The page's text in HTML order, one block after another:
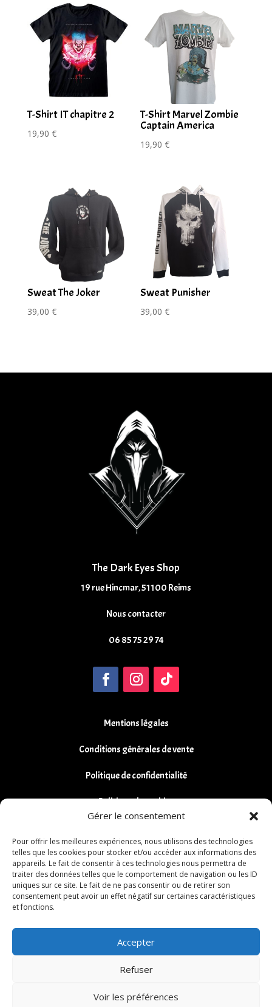
Gérer le consentement
Pour offrir les meilleures expériences, nous utilisons des technologies
telles que les cookies pour stocker et/ou accéder aux informations des
appareils. Le fait de consentir à ces technologies nous permettra de
traiter des données telles que le comportement de navigation ou les ID
uniques sur ce site. Le fait de ne pas consentir ou de retirer son
consentement peut avoir un effet négatif sur certaines caractéristiques
et fonctions.
Accepter
Refuser
Voir les préférences
T-Shirt IT chapitre 2
19,90 €
T-Shirt Marvel Zombie
Captain America
19,90€
Sweat The Joker
39,00 €
Sweat Punisher
39,00€
The Dark Eyes Shop
19 rue Hincmar, 51100 Reims
Nous contacter
06 85 75 29 74
Mentions légales
Conditions générales de vente
Politique de confidentialité
Politique de cookies